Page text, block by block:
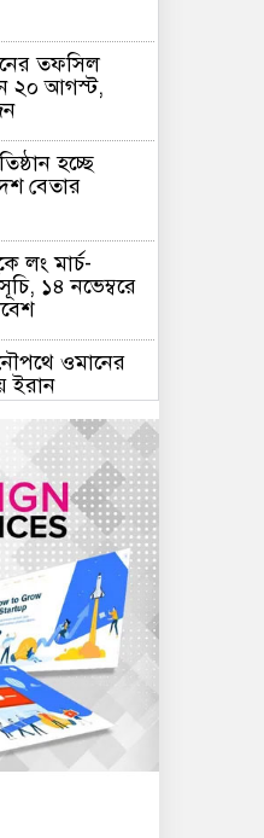
তফসিল
২০ আগস্ট,
হচ্ছে
বেতার
লং মার্চ-
১৪ নভেম্বরে
ওমানের
ইরান
নিশ্চিতে
ও ৫ হাজার
নীতিগত
সমন্বিত পদক্ষেপ
কোনো সুযোগ
দমকা বা ঝড়ো
বজ্রসহ বৃষ্টি